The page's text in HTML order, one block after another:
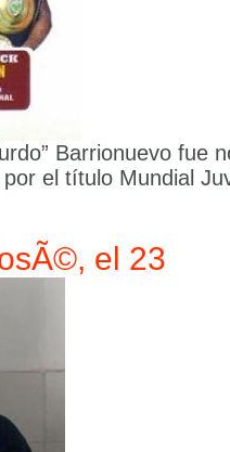
Barrionuevo fue
el título Mundial
el 23